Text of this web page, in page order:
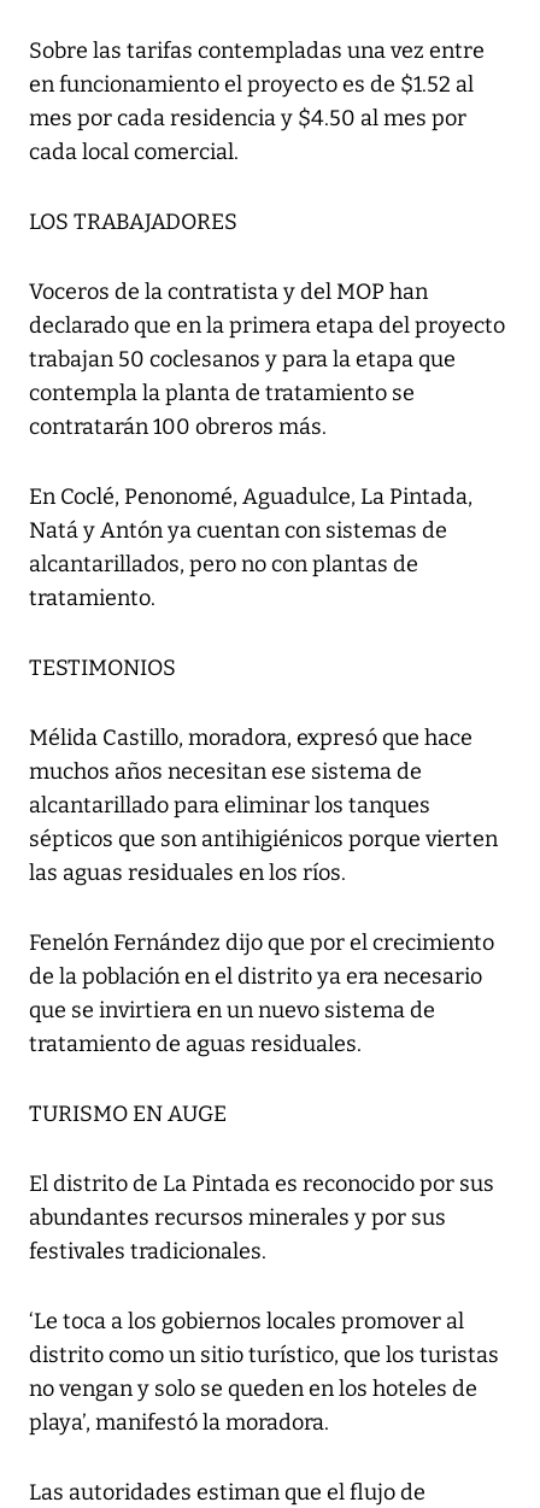
Sobre las tarifas contempladas una vez entre
en funcionamiento el proyecto es de $1.52 al
mes por cada residencia y $4.50 al mes por
cada local comercial.
LOS TRABAJADORES
Voceros de la contratista y del MOP han
declarado que en la primera etapa del proyecto
trabajan 50 coclesanos y para la etapa que
contempla la planta de tratamiento se
contratarán 100 obreros más.
En Coclé, Penonomé, Aguadulce, La Pintada,
Natá y Antón ya cuentan con sistemas de
alcantarillados, pero no con plantas de
tratamiento.
TESTIMONIOS
Mélida Castillo, moradora, expresó que hace
muchos años necesitan ese sistema de
alcantarillado para eliminar los tanques
sépticos que son antihigiénicos porque vierten
las aguas residuales en los ríos.
Fenelón Fernández dijo que por el crecimiento
de la población en el distrito ya era necesario
que se invirtiera en un nuevo sistema de
tratamiento de aguas residuales.
TURISMO EN AUGE
El distrito de La Pintada es reconocido por sus
abundantes recursos minerales y por sus
festivales tradicionales.
‘Le toca a los gobiernos locales promover al
distrito como un sitio turístico, que los turistas
no vengan y solo se queden en los hoteles de
playa’, manifestó la moradora.
Las autoridades estiman que el flujo de